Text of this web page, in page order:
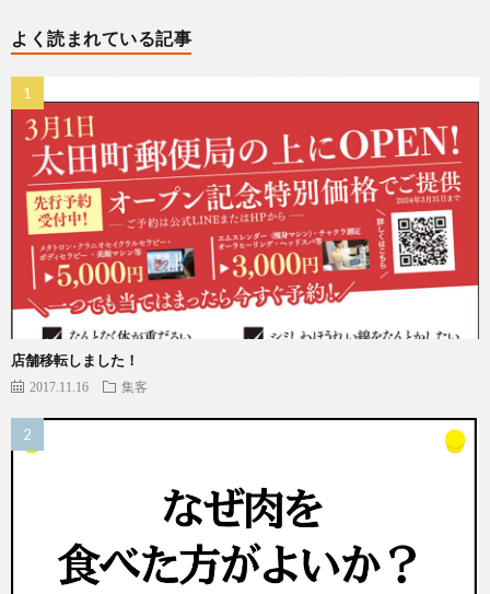
よく読まれている記事
店舗移転しました！
2017.11.16 集客